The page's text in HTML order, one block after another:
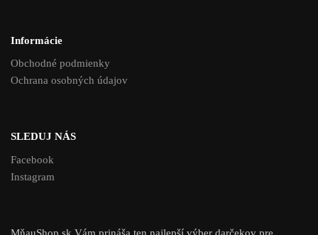
Informácie
Obchodné podmienky
Ochrana osobných údajov
SLEDUJ NÁS
Facebook
Instagram